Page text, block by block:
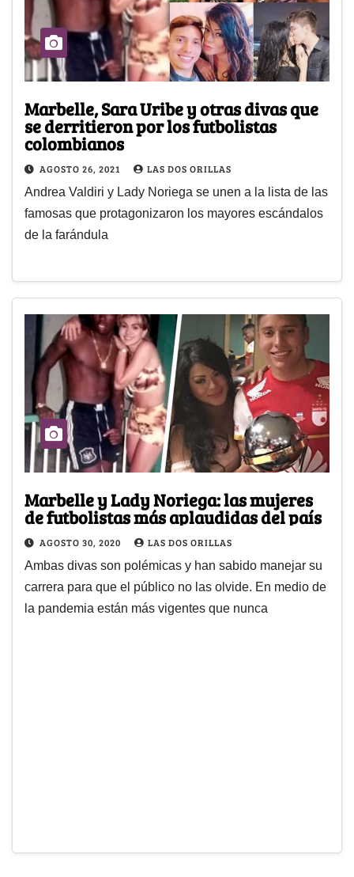
Marbelle, Sara Uribe y otras divas que
se derritieron por los futbolistas
colombianos
AGOSTO 26, 2021 LAS DOS ORILLAS
Andrea Valdiri y Lady Noriega se unen a la lista de las
famosas que protagonizaron los mayores escándalos
de la farándula
Marbelle y Lady Noriega: las mujeres
de futbolistas más aplaudidas del país
AGOSTO 30, 2020 LAS DOS ORILLAS
Ambas divas son polémicas y han sabido manejar su
carrera para que el público no las olvide. En medio de
la pandemia están más vigentes que nunca